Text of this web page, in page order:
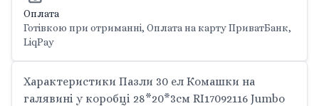
Оплата
Готівкою при отриманні, Оплата на карту ПриватБанк,
LiqPay
Характеристики Пазли 30 ел Комашки на
галявині у коробці 28*20*3см RI17092116 Jumbo